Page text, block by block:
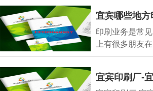
印刷业务是常见
上有很多朋友
刷厂、宜宾哪